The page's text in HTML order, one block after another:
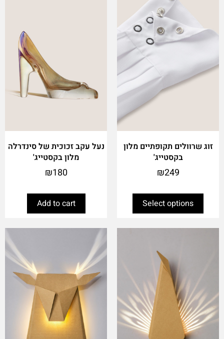
זוג שרוולים תקופתיים מלון
בקסטייג'
₪249
Select options
variants.
The
may
be
נעל עקב זכוכית של סינדרלה
מלון בקסטייג'
₪180
Add to cart